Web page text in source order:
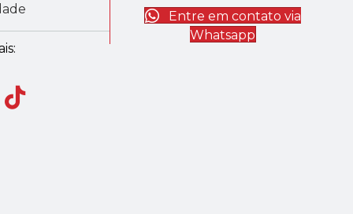
Entre em contato via
Whatsapp